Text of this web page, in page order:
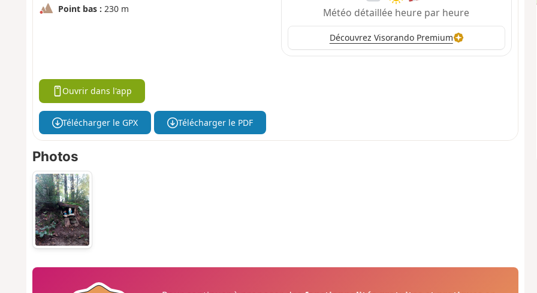
Point bas : 230 m Météo détaillée heure par heure
Découvrez Visorando Premium
Ouvrir dans l'app
Télécharger le GPX Télécharger le PDF
Photos